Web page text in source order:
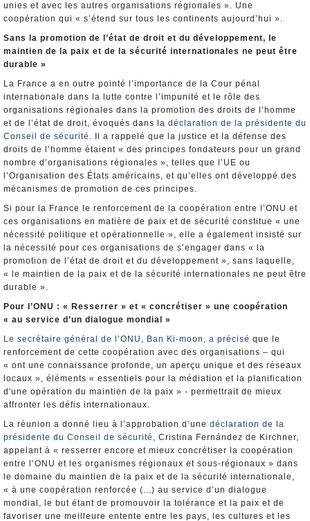
unies et avec les autres organisations régionales ». Une
coopération qui « s’étend sur tous les continents aujourd’hui ».
Sans la promotion de l’état de droit et du développement, le
maintien de la paix et de la sécurité internationales ne peut être
durable »
La France a en outre pointé l’importance de la Cour pénal
internationale dans la lutte contre l’impunité et le rôle des
organisations régionales dans la promotion des droits de l’homme
et de l’état de droit, évoqués dans la déclaration de la présidente du
Conseil de sécurité . Il a rappelé que la justice et la défense des
droits de l’homme étaient « des principes fondateurs pour un grand
nombre d’organisations régionales », telles que l’UE ou
l’Organisation des États américains, et qu’elles ont développé des
mécanismes de promotion de ces principes.
Si pour la France le renforcement de la coopération entre l’ONU et
ces organisations en matière de paix et de sécurité constitue « une
nécessité politique et opérationnelle », elle a également insisté sur
la nécessité pour ces organisations de s’engager dans « la
promotion de l’état de droit et du développement », sans laquelle,
« le maintien de la paix et de la sécurité internationales ne peut être
durable ».
Pour l’ONU : « Resserrer » et « concrétiser » une coopération
« au service d’un dialogue mondial »
Le secrétaire général de l’ONU, Ban Ki-moon, a précisé que le
renforcement de cette coopération avec des organisations – qui
« ont une connaissance profonde, un aperçu unique et des réseaux
locaux », éléments « essentiels pour la médiation et la planification
d'une opération du maintien de la paix » - permettrait de mieux
affronter les défis internationaux.
La réunion a donné lieu à l’approbation d’une déclaration de la
présidente du Conseil de sécurité , Cristina Fernández de Kirchner,
appelant à « resserrer encore et mieux concrétiser la coopération
entre l’ONU et les organismes régionaux et sous-régionaux » dans
le domaine du maintien de la paix et de la sécurité internationale,
« à une coopération renforcée (...) au service d’un dialogue
mondial, le but étant de promouvoir la tolérance et la paix et de
favoriser une meilleure entente entre les pays, les cultures et les